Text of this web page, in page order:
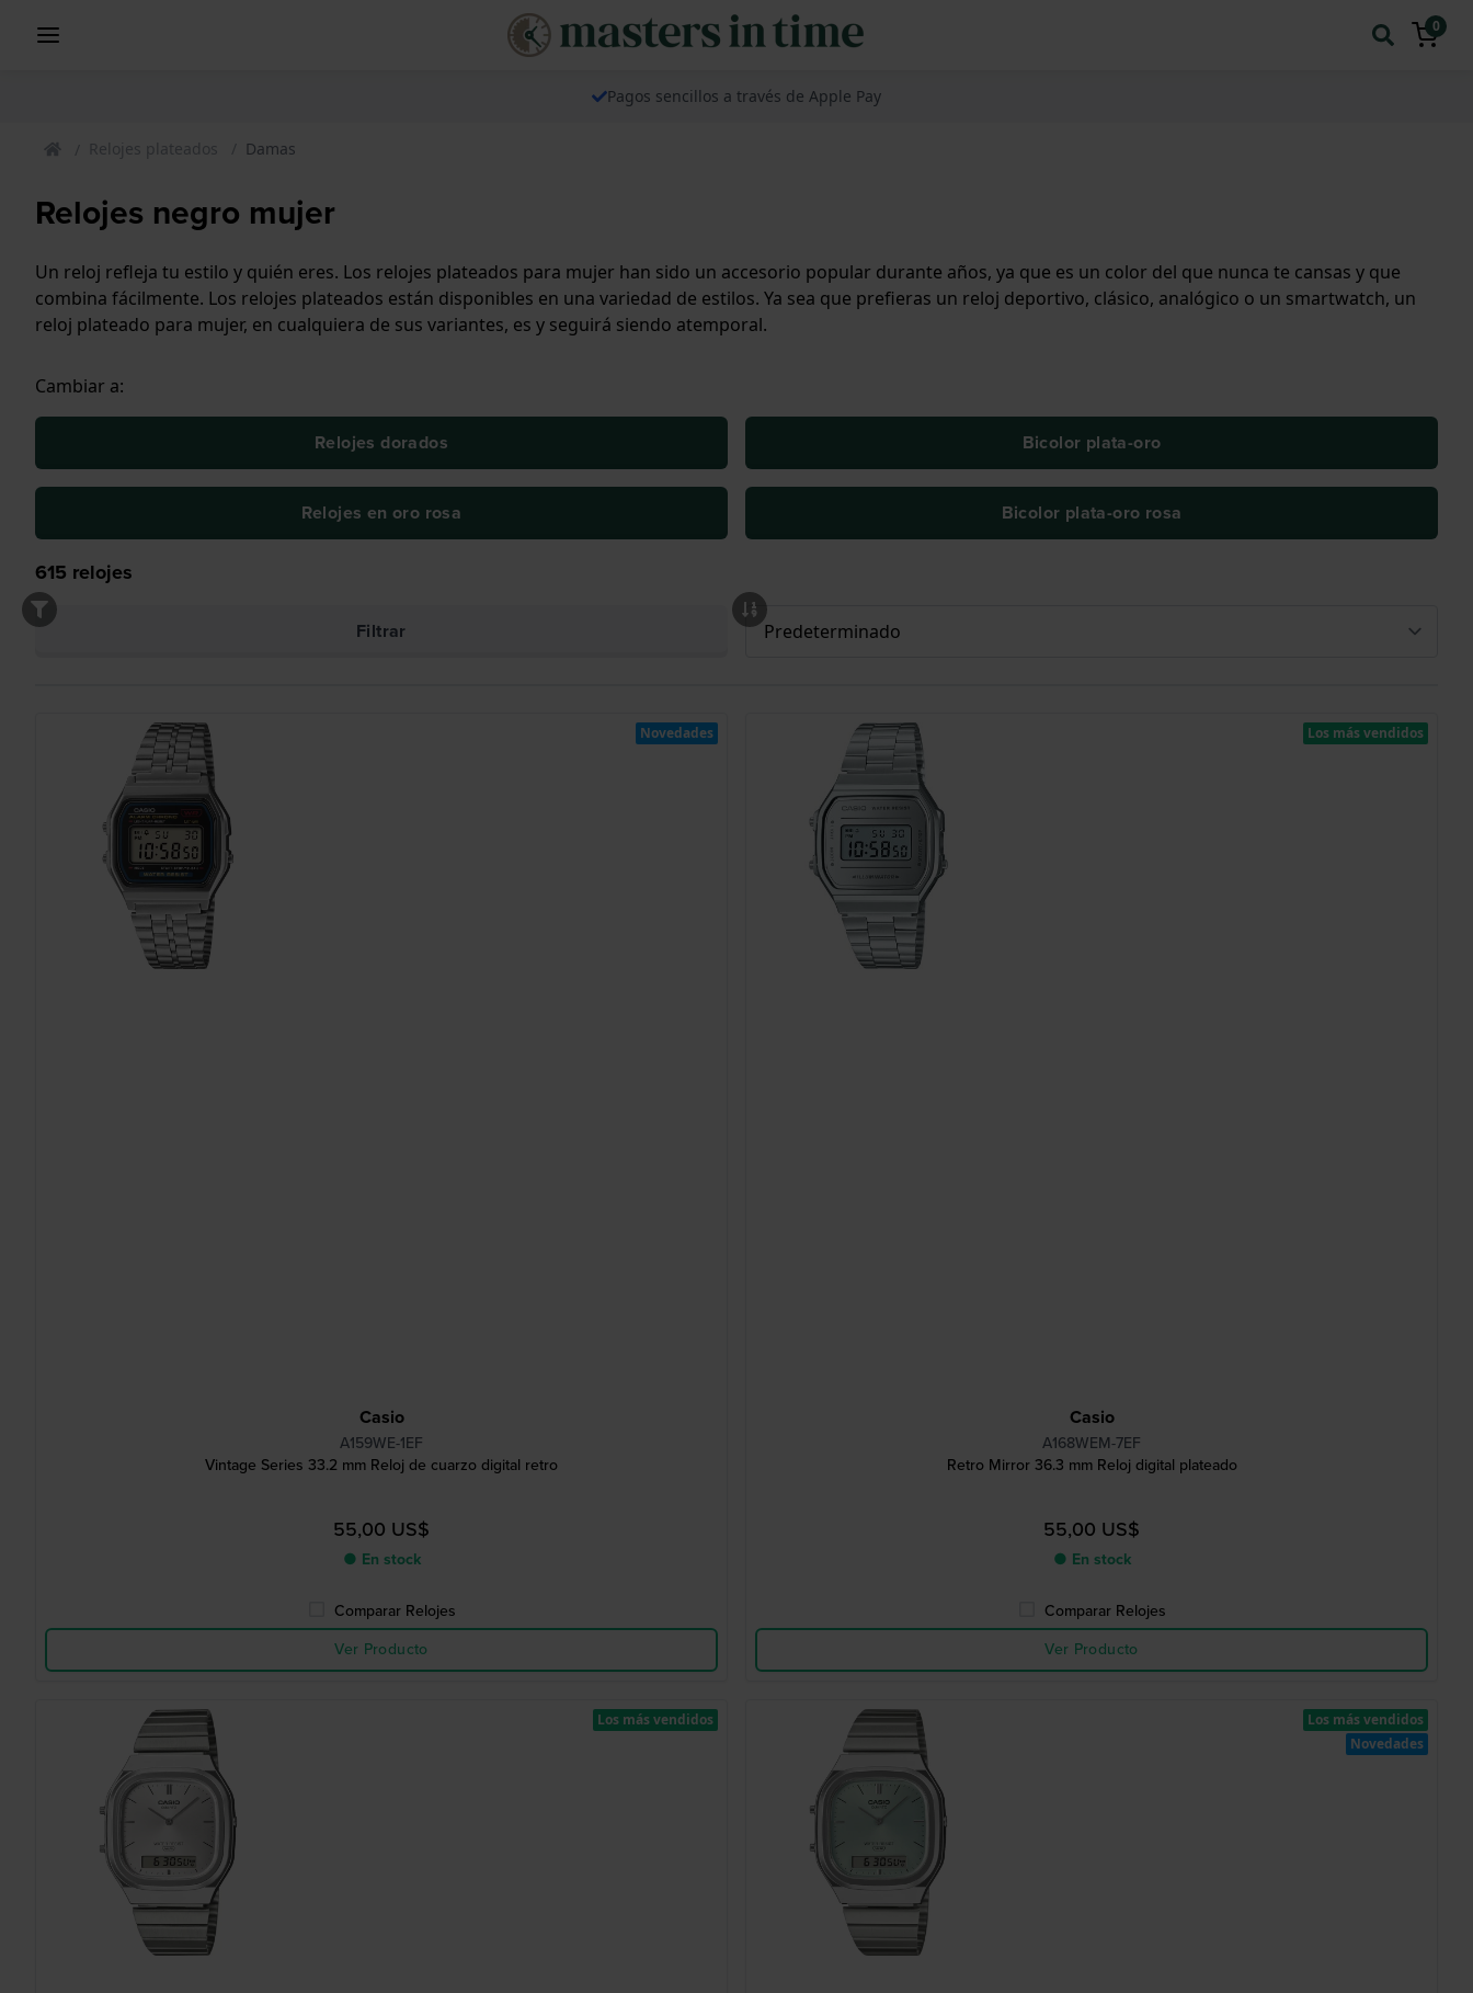
0
Pagos sencillos a través de Apple Pay
Relojes plateados Damas
Relojes negro mujer
Un reloj refleja tu estilo y quién eres. Los relojes plateados para mujer han sido un accesorio popular durante años, ya que es un color del que nunca te cansas y que
combina fácilmente. Los relojes plateados están disponibles en una variedad de estilos. Ya sea que prefieras un reloj deportivo, clásico, analógico o un smartwatch, un
reloj plateado para mujer, en cualquiera de sus variantes, es y seguirá siendo atemporal.
Cambiar a:
Relojes dorados Bicolor plata-oro
Relojes en oro rosa Bicolor plata-oro rosa
615 relojes
Filtrar
Casio
A159WE-1EF
Vintage Series 33.2 mm Reloj de cuarzo digital retro
55,00 US$
● En stock
Comparar Relojes
Ver Producto
Novedades
Casio
A168WEM-7EF
Retro Mirror 36.3 mm Reloj digital plateado
55,00 US$
● En stock
Comparar Relojes
Ver Producto
Los más vendidos
Los más vendidos
Los más vendidos
Novedades